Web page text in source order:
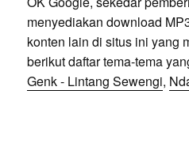
menyediakan download
konten lain di situs ini yang
berikut daftar tema-tema
Genk - Lintang Sewengi,